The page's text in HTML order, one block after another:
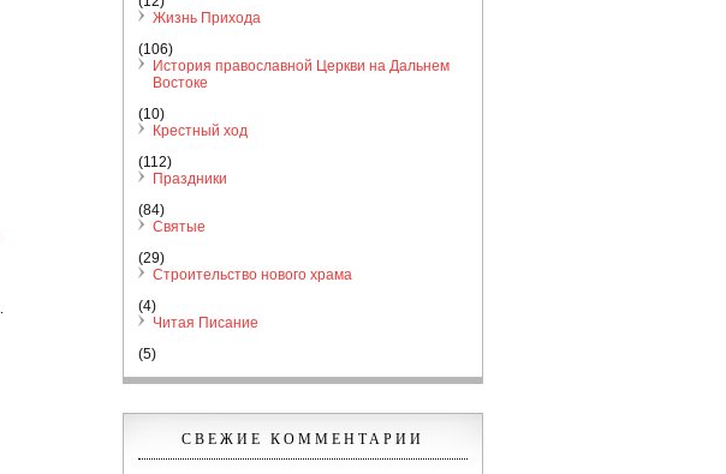
Жизнь Прихода
(106)
История православной Церкви на Дальнем
Востоке
(10)
Крестный ход
(112)
Праздники
(84)
Святые
(29)
Строительство нового храма
(4)
Читая Писание
(5)
СВЕЖИЕ КОММЕНТАРИИ